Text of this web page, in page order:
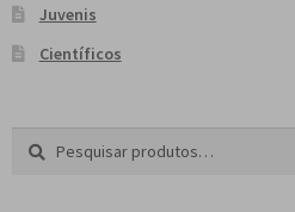
Juvenis
Científicos
Pesquisar